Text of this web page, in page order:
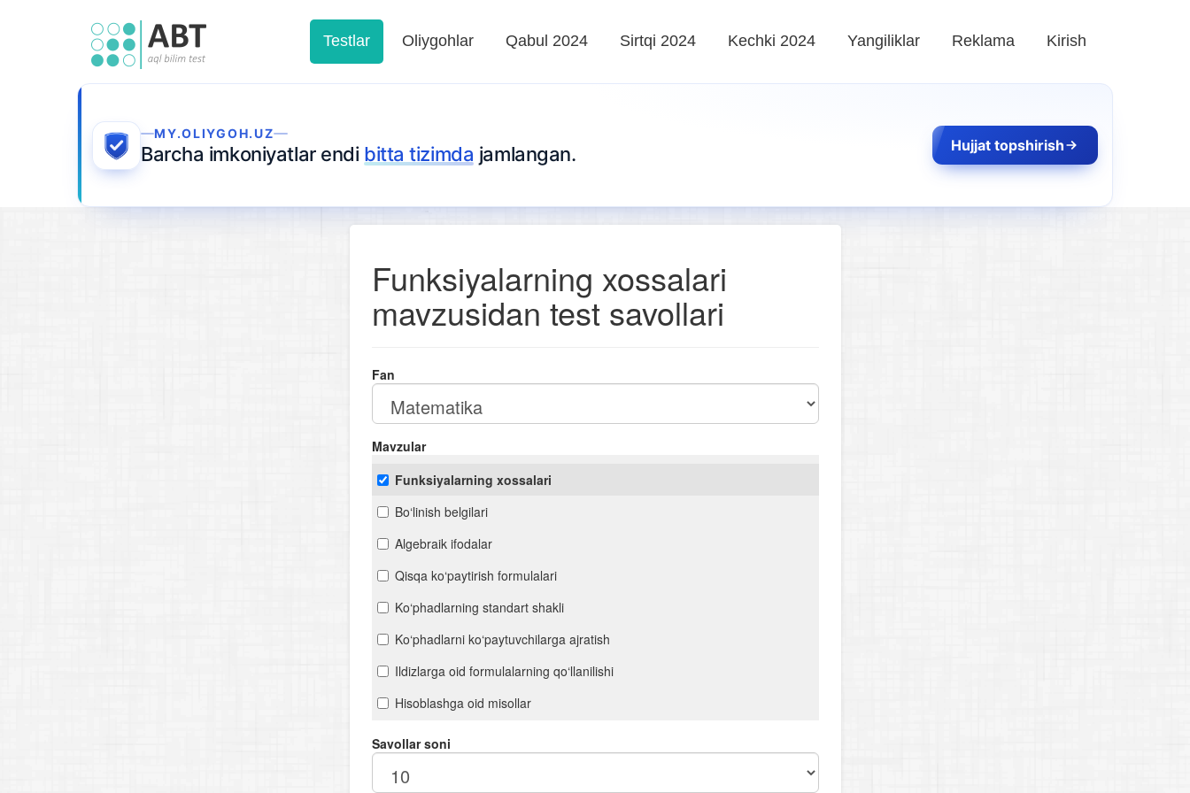
Testlar Oliygohlar Qabul 2024 Sirtqi 2024 Kechki 2024 Yangiliklar Reklama Kirish
MY.OLIYGOH.UZ
Barcha imkoniyatlar endi bitta tizimda jamlangan. Hujjat topshirish
Funksiyalarning xossalari
mavzusidan test savollari
Fan
Mavzular
Funksiyalarning xossalari
Bo‘linish belgilari
Algebraik ifodalar
Qisqa ko‘paytirish formulalari
Ko‘phadlarning standart shakli
Ko‘phadlarni ko‘paytuvchilarga ajratish
Ildizlarga oid formulalarning qo‘llanilishi
Hisoblashga oid misollar
Ifodalarni soddalashtirish
n- darajali ildiz. Ratsional ko‘rsatkichli daraja
Savollar soni